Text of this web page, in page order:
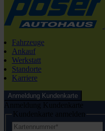
Fahrzeuge
Ankauf
Werkstatt
Standorte
Karriere
Anmeldung Kundenkarte
Anmeldung Kundenkarte
Kundenkarte anmelden